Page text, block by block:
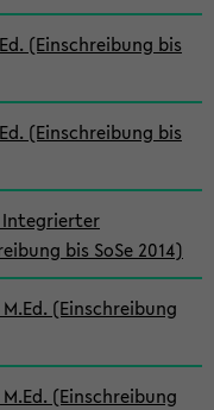
(Einschreibung bis
(Einschreibung bis
Integrierter
bis SoSe 2014)
(Einschreibung
(Einschreibung